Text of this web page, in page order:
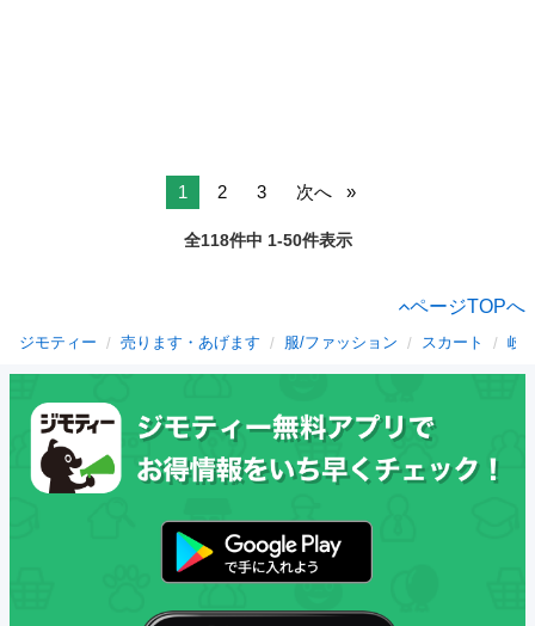
1 2 3 次へ
全118件中 1-50件表示
ページTOPへ
ジモティー 売ります・あげます 服/ファッション スカート 岐